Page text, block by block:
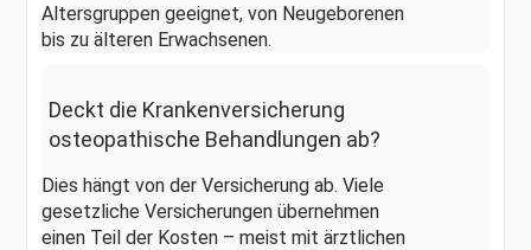
Altersgruppen geeignet, von Neugeborenen
bis zu älteren Erwachsenen.
Deckt die Krankenversicherung
osteopathische Behandlungen ab?
Dies hängt von der Versicherung ab. Viele
gesetzliche Versicherungen übernehmen
einen Teil der Kosten – meist mit ärztlichen